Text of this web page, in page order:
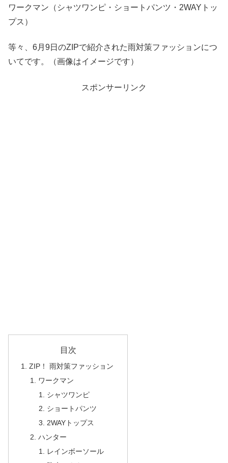
ワークマン（シャツワンピ・ショートパンツ・2WAYトッ
プス）
等々、6月9日のZIPで紹介された雨対策ファッションにつ
いてです。（画像はイメージです）
スポンサーリンク
目次
ZIP！ 雨対策ファッション
ワークマン
シャツワンピ
ショートパンツ
2WAYトップス
ハンター
レインボーソール